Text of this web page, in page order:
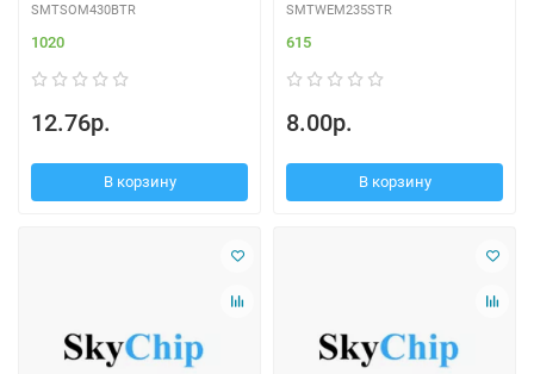
SMTSOM430BTR
1020
12.76р.
В корзину
SMTWEM235STR
615
8.00р.
В корзину